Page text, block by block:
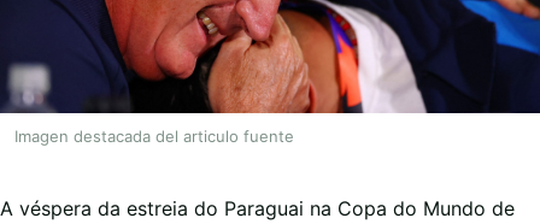
Imagen destacada del articulo fuente
A véspera da estreia do Paraguai na Copa do Mundo de